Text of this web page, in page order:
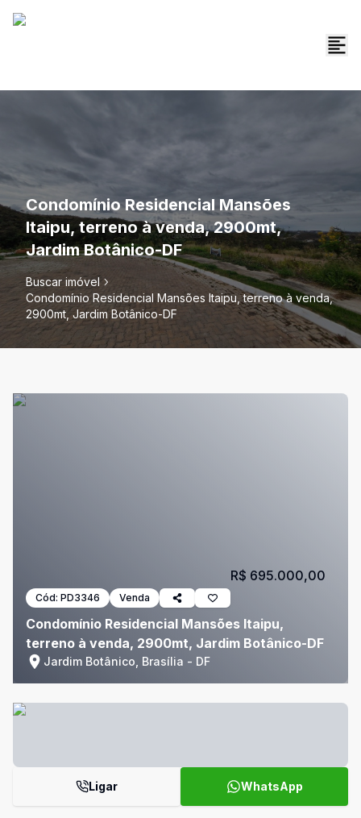
Condomínio Residencial Mansões
Itaipu, terreno à venda, 2900mt,
Jardim Botânico-DF
Buscar imóvel
Condomínio Residencial Mansões Itaipu, terreno à venda,
2900mt, Jardim Botânico-DF
Cód: PD3346 Venda
Condomínio Residencial Mansões Itaipu,
terreno à venda, 2900mt, Jardim Botânico-DF
Jardim Botânico, Brasília - DF
R$ 695.000,00
Ligar WhatsApp